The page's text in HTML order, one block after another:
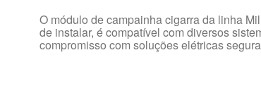
O módulo de campainha cigarra da linha
de instalar, é compatível com diversos
compromisso com soluções elétricas